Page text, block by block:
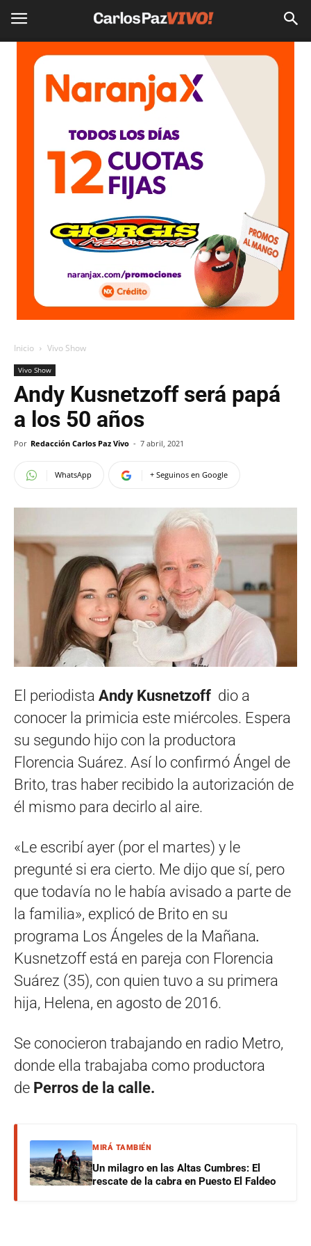
Inicio Vivo Show
Vivo Show
Andy Kusnetzoff será papá
a los 50 años
Por Redacción Carlos Paz Vivo - 7 abril, 2021
WhatsApp + Seguinos en Google
El periodista Andy Kusnetzoff dio a
conocer la primicia este miércoles. Espera
su segundo hijo con la productora
Florencia Suárez. Así lo confirmó Ángel de
Brito, tras haber recibido la autorización de
él mismo para decirlo al aire.
«Le escribí ayer (por el martes) y le
pregunté si era cierto. Me dijo que sí, pero
que todavía no le había avisado a parte de
la familia», explicó de Brito en su
programa Los Ángeles de la Mañana.
Kusnetzoff está en pareja con Florencia
Suárez (35), con quien tuvo a su primera
hija, Helena, en agosto de 2016.
Se conocieron trabajando en radio Metro,
donde ella trabajaba como productora
de Perros de la calle.
MIRÁ TAMBIÉN
Un milagro en las Altas Cumbres: El
rescate de la cabra en Puesto El Faldeo